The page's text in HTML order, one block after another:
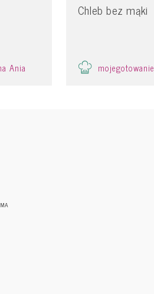
Ania
Chleb bez mąki
mojegotowanie